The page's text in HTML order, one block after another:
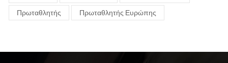
Πρωταθλητής Πρωταθλητής Ευρώπης